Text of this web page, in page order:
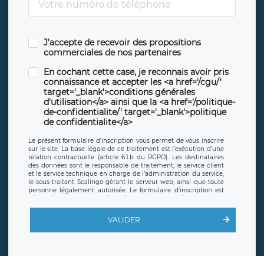
J'accepte de recevoir des propositions
commerciales de nos partenaires
En cochant cette case, je reconnais avoir pris
connaissance et accepter les <a href='/cgu/'
target='_blank'>conditions générales
d'utilisation</a> ainsi que la <a href='/politique-
de-confidentialite/' target='_blank'>politique
de confidentialite</a>
Le présent formulaire d’inscription vous permet de vous inscrire
sur le site. La base légale de ce traitement est l’exécution d’une
relation contractuelle (article 6.1.b du RGPD). Les destinataires
des données sont le responsable de traitement, le service client
et le service technique en charge de l’administration du service,
le sous-traitant Scalingo gérant le serveur web, ainsi que toute
personne légalement autorisée. Le formulaire d’inscription est
offrant desclauses de protection conformes au RGPD. Les
en sollicite la suppression, étant entendu que vous pouvez
demander la suppression de vos données et retirer votre
VALIDER